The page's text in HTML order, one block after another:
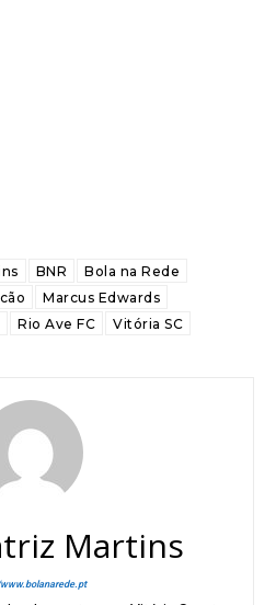
BNR
Bola na Rede
Marcus Edwards
Rio Ave FC Vitória SC
Martins